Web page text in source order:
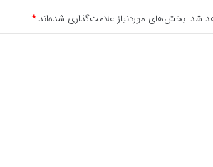
شد. بخش‌های موردنیاز علامت‌گذاری شده‌اند*